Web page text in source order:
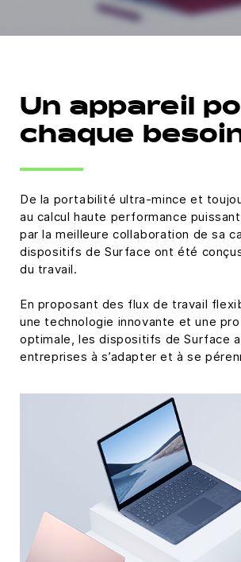
Un appareil
chaque
De la portabilité ultra-mince et
au calcul haute performance
par la meilleure collaboration de sa
dispositifs de Surface ont été conçus
du travail.
En proposant des flux de travail
une technologie innovante et une
optimale, les dispositifs de Surface
entreprises à s’adapter et à se